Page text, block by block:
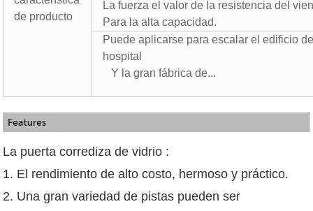
de producto
La fuerza el valor de la resistencia del
Para la alta capacidad.
Puede aplicarse para escalar el edificio
hospital
Y la gran fábrica de...
La puerta corrediza de vidrio :
1. El rendimiento de alto costo, hermoso y práctico.
2. Una gran variedad de pistas pueden ser